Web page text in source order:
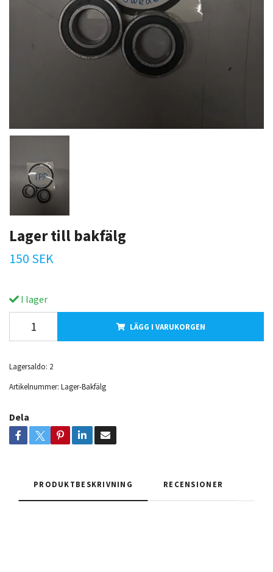
Lager till bakfälg
150 SEK
I lager
LÄGG I VARUKORGEN
Lagersaldo: 2
Artikelnummer: Lager-Bakfälg
Dela
PRODUKTBESKRIVNING RECENSIONER